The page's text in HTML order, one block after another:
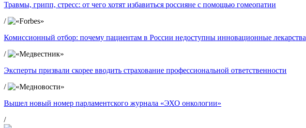
Травмы, грипп, стресс: от чего хотят избавиться россияне с помощью гомеопатии
/
Комиссионный отбор: почему пациентам в России недоступны инновационные лекарства
/
Эксперты призвали скорее вводить страхование профессиональной ответственности
/
Вышел новый номер парламентского журнала «ЭХО онкологии»
/